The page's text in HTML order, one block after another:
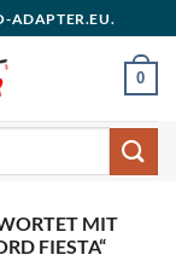
ADAPTER.EU.
0
MIT
FIESTA“